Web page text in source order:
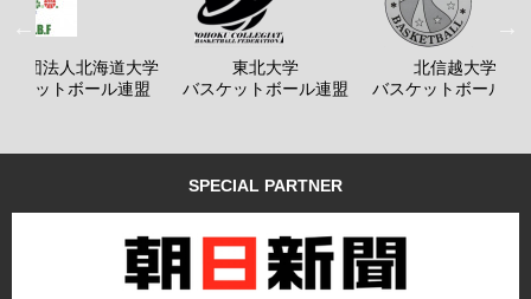
社団法人北海道大学
ケットボール連盟
東北大学
バスケットボール連盟
北信越大学
バスケットボール連
SPECIAL PARTNER